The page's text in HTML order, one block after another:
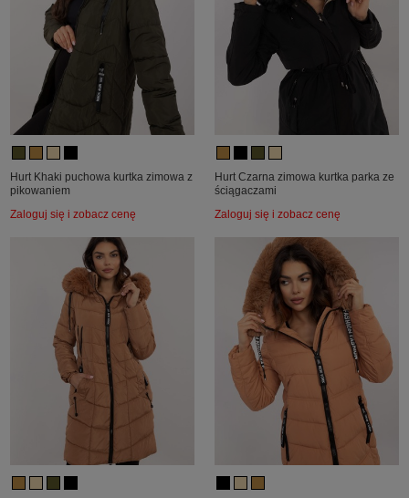
Hurt Khaki puchowa kurtka zimowa z
pikowaniem
Zaloguj się i zobacz cenę
Hurt Czarna zimowa kurtka parka ze
ściągaczami
Zaloguj się i zobacz cenę